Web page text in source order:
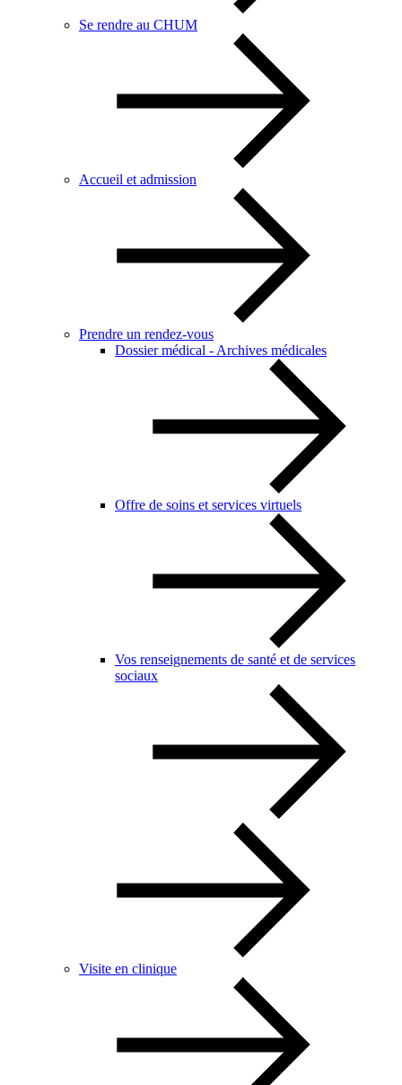
Se rendre au CHUM
Accueil et admission
Prendre un rendez-vous
Dossier médical - Archives médicales
Offre de soins et services virtuels
Vos renseignements de santé et de services
sociaux
Visite en clinique